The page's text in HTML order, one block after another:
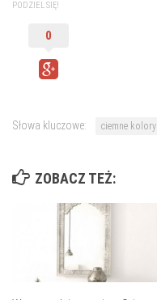
PODZIEL SIĘ!
0
Słowa kluczowe: ciemne kolory
ZOBACZ TEŻ: